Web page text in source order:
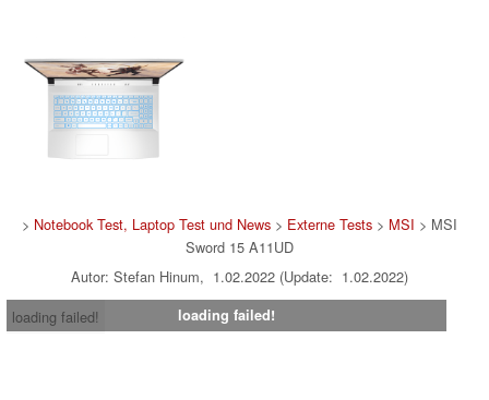
> Notebook Test, Laptop Test und News> Externe Tests> MSI > MSI
Sword 15 A11UD
Autor: Stefan Hinum, 1.02.2022 (Update: 1.02.2022)
loading failed!
loading failed!